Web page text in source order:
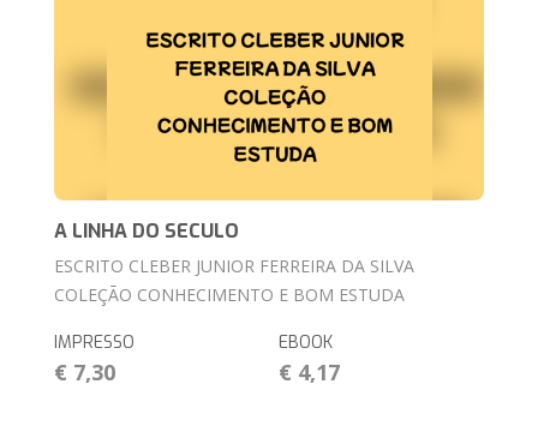
A LINHA DO SECULO
ESCRITO CLEBER JUNIOR FERREIRA DA SILVA
COLEÇÃO CONHECIMENTO E BOM ESTUDA
IMPRESSO
€ 7,30
EBOOK
€ 4,17